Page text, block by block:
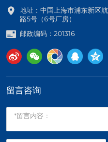
地址：中国上海市浦东新区
路5号（6号厂房）
邮政编码：201316
留言咨询